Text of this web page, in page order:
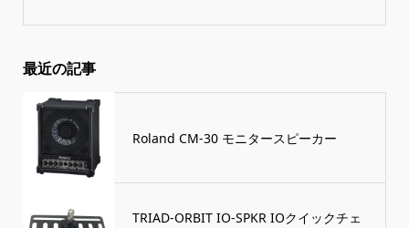
最近の記事
Roland CM-30 モニタースピーカー
TRIAD-ORBIT IO-SPKR IOクイックチェ